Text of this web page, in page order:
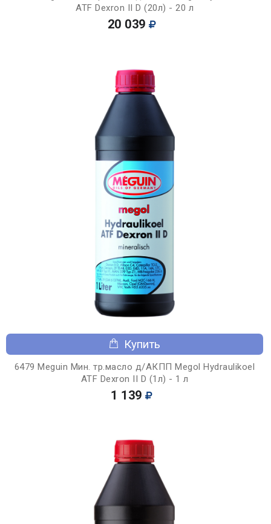
ATF Dexron II D (20л) - 20 л
20 039
Купить
6479 Meguin Мин. тр.масло д/АКПП Megol Hydraulikoel
ATF Dexron II D (1л) - 1 л
1 139